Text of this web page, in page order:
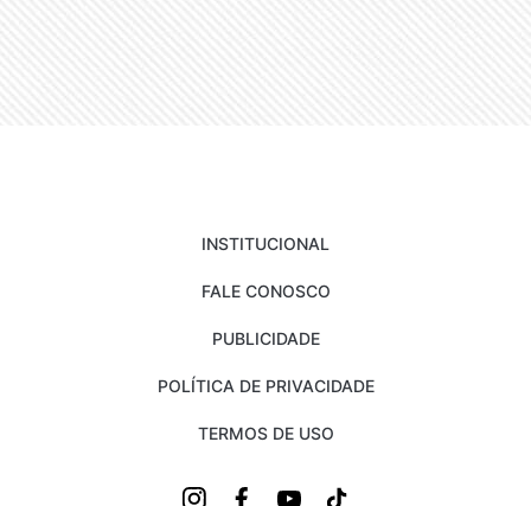
INSTITUCIONAL
FALE CONOSCO
PUBLICIDADE
POLÍTICA DE PRIVACIDADE
TERMOS DE USO